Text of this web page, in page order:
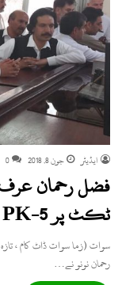
ایڈیٹر جون 8, 2018 0
فضل رحمان عرف
ٹکٹ پر PK-5 کیلئے کاغذات نامزدگی جمع کرادی
رحمان نونو نے…